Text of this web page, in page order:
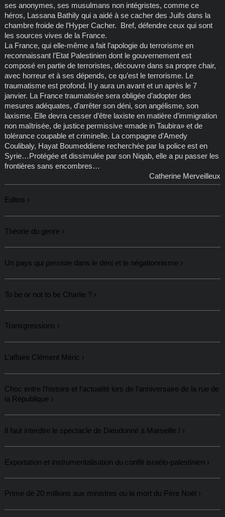
ses anonymes, ses musulmans non intégristes, comme ce
héros, Lassana Bathily qui a aidé à se cacher des Juifs dans la
chambre froide de l’Hyper Cacher. Bref, défendre ceux qui sont
les sources vives de la France.
La France, qui elle-même a fait l’apologie du terrorisme en
reconnaissant l’Etat Palestinien dont le gouvernement est
composé en partie de terroristes, découvre dans sa propre chair,
avec horreur et à ses dépends, ce qu’est le terrorisme. Le
traumatisme est profond. Il y aura un avant et un après le 7
janvier. La France traumatisée sera obligée d’adopter des
mesures adéquates, d’arrêter son déni, son angélisme, son
laxisme. Elle devra cesser d’être laxiste en matière d’immigration
non maîtrisée, de justice permissive «made in Taubira» et de
tolérance coupable et criminelle. La compagne d’Amedy
Coulibaly, Hayat Boumeddiene recherchée par la police est en
Syrie…Protégée et dissimulée par son Niqab, elle a pu passer les
frontières sans encombres…
Catherine Merveilleux
Editos
Théorie du genre
Un pays qui persiste dans le déni et le négationnisme
To be or not to be Charlie ?
Transgressions
L’affaire Clément Méric
Choc entre l’histoire et l’actualité lors de l’anniversaire de la rue de
la République
Il faut interdire le spectacle de Dieudonné à Marseille !
Exportation et instrumentalisation du conflit israélo-palestinien
Prime de 20 millions aux ministres ou la mort du Père Noël